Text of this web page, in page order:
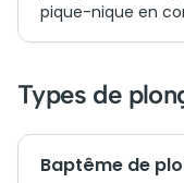
pique-nique en
Types de
Baptême de